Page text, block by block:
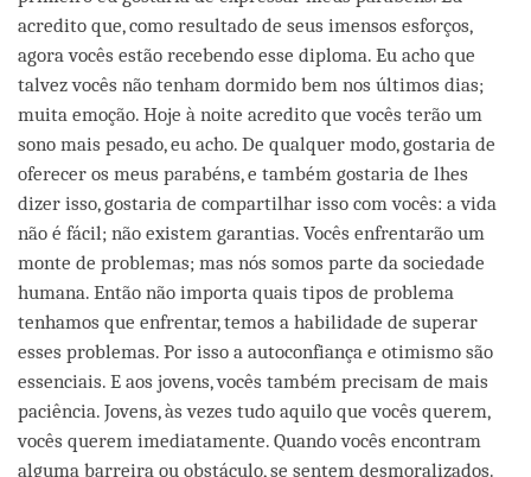
acredito que, como resultado de seus imensos esforços,
agora vocês estão recebendo esse diploma. Eu acho que
talvez vocês não tenham dormido bem nos últimos dias;
muita emoção. Hoje à noite acredito que vocês terão um
sono mais pesado, eu acho. De qualquer modo, gostaria de
oferecer os meus parabéns, e também gostaria de lhes
dizer isso, gostaria de compartilhar isso com vocês: a vida
não é fácil; não existem garantias. Vocês enfrentarão um
monte de problemas; mas nós somos parte da sociedade
humana. Então não importa quais tipos de problema
tenhamos que enfrentar, temos a habilidade de superar
esses problemas. Por isso a autoconfiança e otimismo são
essenciais. E aos jovens, vocês também precisam de mais
paciência. Jovens, às vezes tudo aquilo que vocês querem,
vocês querem imediatamente. Quando vocês encontram
alguma barreira ou obstáculo, se sentem desmoralizados.